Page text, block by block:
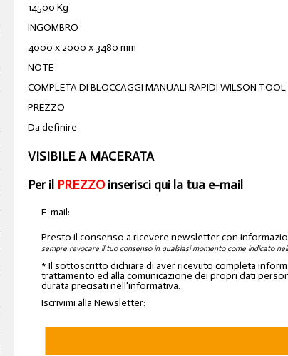
14500 Kg
INGOMBRO
4000 x 2000 x 3480 mm
NOTE
COMPLETA DI BLOCCAGGI MANUALI RAPIDI WILSON TOOL
PREZZO
Da definire
VISIBILE A MACERATA
Per il PREZZOinserisci qui la tua e-mail
E-mail:
Presto il consenso a ricevere newsletter con
sempre revocare il tuo consenso in qualsiasi momento come indicato
* Il sottoscritto dichiara di aver ricevuto completa
trattamento ed alla comunicazione dei propri dati
durata precisati nell'informativa.
Iscrivimi alla Newsletter: